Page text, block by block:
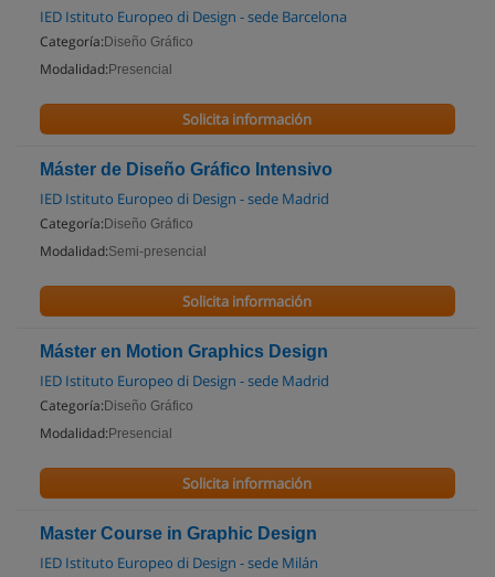
IED Istituto Europeo di Design - sede Barcelona
Categoría: Diseño Gráfico
Modalidad: Presencial
Solicita información
Máster de Diseño Gráfico Intensivo
IED Istituto Europeo di Design - sede Madrid
Categoría: Diseño Gráfico
Modalidad:Semi-presencial
Solicita información
Máster en Motion Graphics Design
IED Istituto Europeo di Design - sede Madrid
Categoría: Diseño Gráfico
Modalidad: Presencial
Solicita información
Master Course in Graphic Design
IED Istituto Europeo di Design - sede Milán